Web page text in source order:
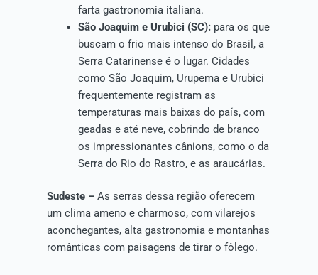
farta gastronomia italiana.
São Joaquim e Urubici (SC):para os que
buscam o frio mais intenso do Brasil, a
Serra Catarinense é o lugar. Cidades
como São Joaquim, Urupema e Urubici
frequentemente registram as
temperaturas mais baixas do país, com
geadas e até neve, cobrindo de branco
os impressionantes cânions, como o da
Serra do Rio do Rastro, e as araucárias.
Sudeste – As serras dessa região oferecem
um clima ameno e charmoso, com vilarejos
aconchegantes, alta gastronomia e montanhas
românticas com paisagens de tirar o fôlego.